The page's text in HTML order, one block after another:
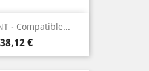
- Compatible...
€